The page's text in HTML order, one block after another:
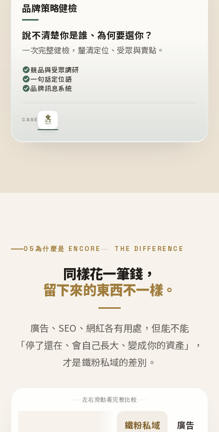
品牌策略健檢
說不清楚你是誰、為何要選你？
一次完整健檢，釐清定位、受眾與賣點。
競品與受眾調研
一句話定位語
品牌訊息系統
CASE
05 為什麼是 ENCORE THE DIFFERENCE
同樣花一筆錢，
留下來的東西不一樣。
廣告、SEO、網紅各有用處，但能不能
「停了還在、會自己長大、變成你的資產」，
才是鐵粉私域的差別。
左右滑動看完整比較
鐵粉私域
廣告